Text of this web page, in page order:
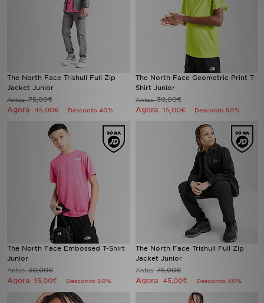
The North Face Trishull Full Zip
Jacket Junior
Antes75,00€
Agora 45,00€ Desconto 40%
The North Face Geometric Print T-
Shirt Junior
Antes30,00€
Agora 15,00€ Desconto 50%
The North Face Embossed T-Shirt
Junior
Antes30,00€
Agora 15,00€ Desconto 50%
The North Face Trishull Full Zip
Jacket Junior
Antes75,00€
Agora 45,00€ Desconto 40%